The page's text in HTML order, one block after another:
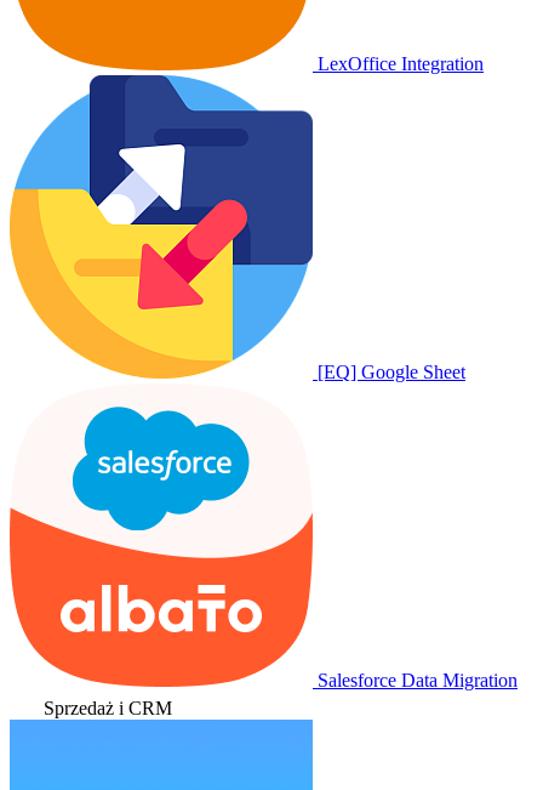
LexOffice Integration
[EQ] Google Sheet
Salesforce Data Migration
Sprzedaż i CRM